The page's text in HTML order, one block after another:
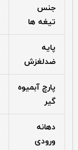
جنس
تیغه ها
پایه
ضدلغزش
پارچ آبمیوه
گیر
دهانه
ورودی